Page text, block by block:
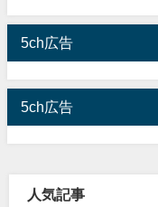
5ch広告
5ch広告
人気記事